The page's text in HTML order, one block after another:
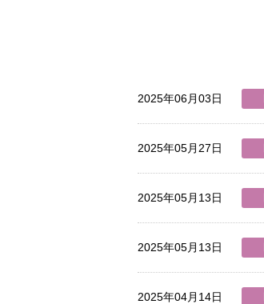
2025年06月03日
2025年05月27日
2025年05月13日
2025年05月13日
2025年04月14日